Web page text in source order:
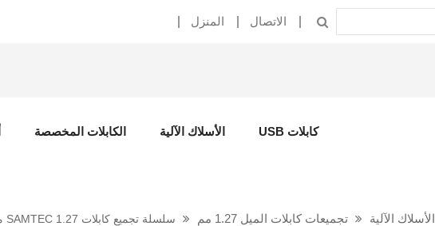
المنزل الاتصال
كابلات USB الأسلاك الآلية الكابلات المخصصة
الأسلاك الآلية تجميعات كابلات الميل 1.27 مم سلسلة تجميع كابلات SAMTEC 1.27 مم FFSD